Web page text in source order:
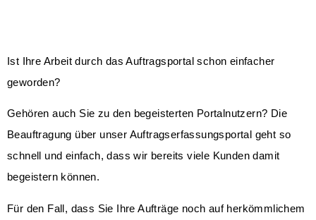
Ist Ihre Arbeit durch das Auftragsportal schon einfacher
geworden?
Gehören auch Sie zu den begeisterten Portalnutzern? Die
Beauftragung über unser Auftragserfassungsportal geht so
schnell und einfach, dass wir bereits viele Kunden damit
begeistern können.
Für den Fall, dass Sie Ihre Aufträge noch auf herkömmlichem